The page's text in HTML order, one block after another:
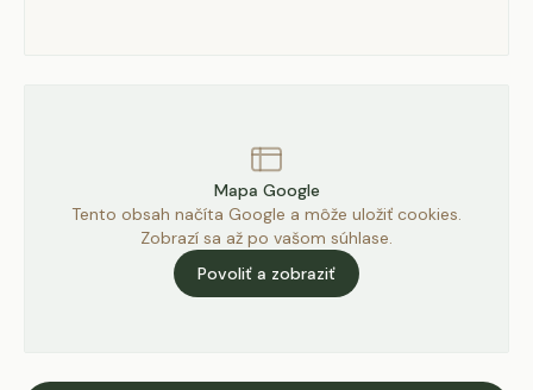
Mapa Google
Tento obsah načíta Google a môže uložiť cookies.
Zobrazí sa až po vašom súhlase.
Povoliť a zobraziť